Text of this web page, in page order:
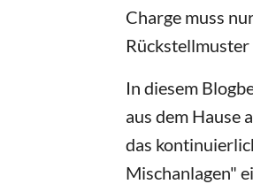
Charge muss
Rückstellmuster
In diesem
aus dem Hause
das
Mischanlagen"